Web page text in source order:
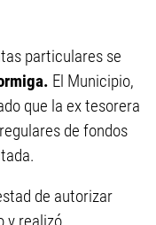
particulares se
El Municipio,
que la ex tesorera
de fondos
de autorizar
y realizó